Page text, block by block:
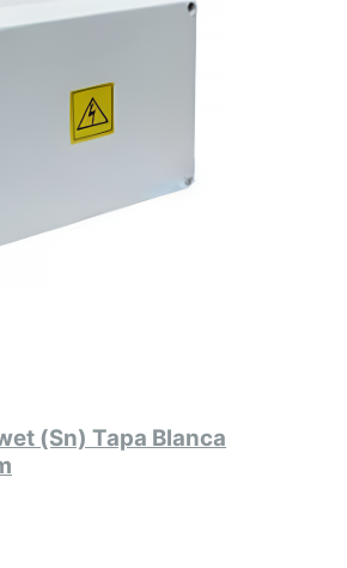
(Sn) Tapa Blanca